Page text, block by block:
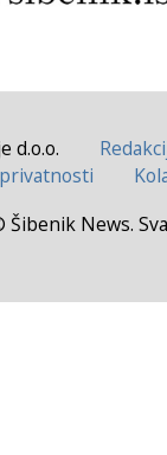
d.o.o.
News.